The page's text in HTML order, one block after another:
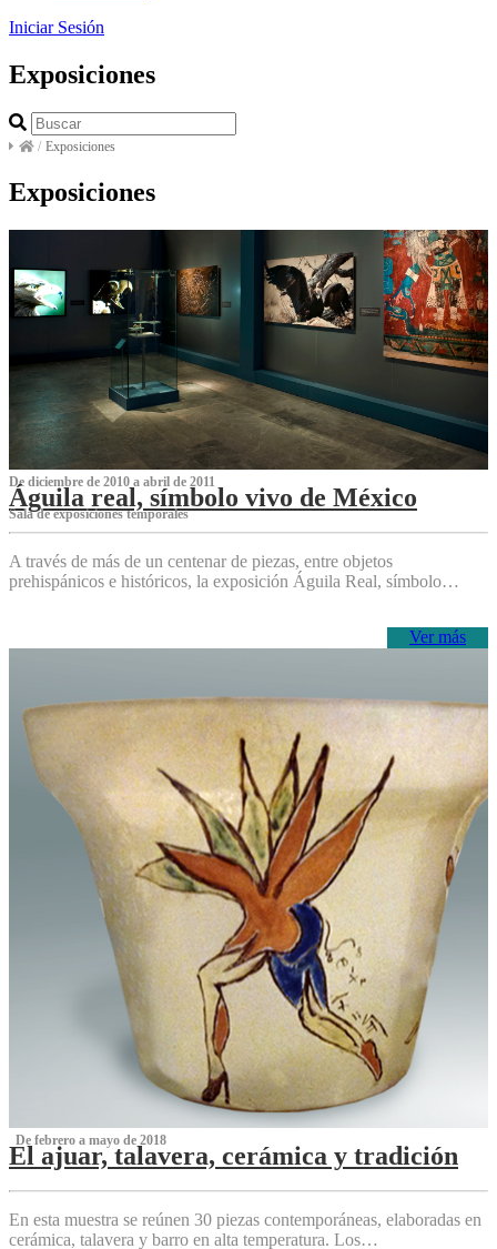
Iniciar Sesión
Exposiciones
/ Exposiciones
Exposiciones
De diciembre de 2010 a abril de 2011
Águila real, símbolo vivo de México
Sala de exposiciones temporales
A través de más de un centenar de piezas, entre objetos
prehispánicos e históricos, la exposición Águila Real, símbolo…
Ver más
‌ De febrero a mayo de 2018
El ajuar, talavera, cerámica y tradición
‌
En esta muestra se reúnen 30 piezas contemporáneas, elaboradas en
cerámica, talavera y barro en alta temperatura. Los…